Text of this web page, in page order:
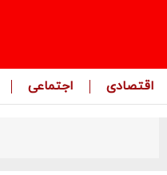
اقتصادی اجتماعی